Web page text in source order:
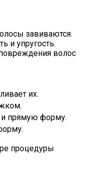
завиваются.
и упругость.
волос
их.
и прямую форму.
процедуры